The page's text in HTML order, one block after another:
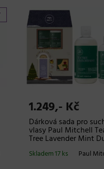
1.249,- Kč
Dárková sada pro
vlasy Paul Mitchell
Tree Lavender Mint
Paul
Skladem 17 ks